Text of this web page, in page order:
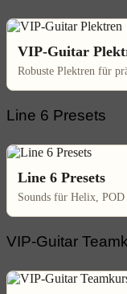
VIP-Guitar
Robuste Plektren für
Line 6 Presets
Line 6 Presets
Sounds für Helix, POD
VIP-Guitar